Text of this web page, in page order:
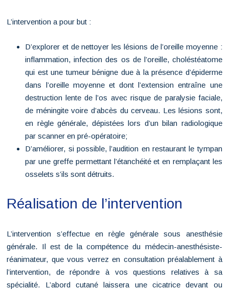
L’intervention a pour but :
D’explorer et de nettoyer les lésions de l’oreille moyenne :
inflammation, infection des os de l’oreille, choléstéatome
qui est une tumeur bénigne due à la présence d’épiderme
dans l’oreille moyenne et dont l’extension entraîne une
destruction lente de l’os avec risque de paralysie faciale,
de méningite voire d’abcès du cerveau. Les lésions sont,
en règle générale, dépistées lors d’un bilan radiologique
par scanner en pré-opératoire;
D’améliorer, si possible, l’audition en restaurant le tympan
par une greffe permettant l’étanchéité et en remplaçant les
osselets s’ils sont détruits.
Réalisation de l’intervention
L’intervention s’effectue en règle générale sous anesthésie
générale. Il est de la compétence du médecin-anesthésiste-
réanimateur, que vous verrez en consultation préalablement à
l’intervention, de répondre à vos questions relatives à sa
spécialité. L’abord cutané laissera une cicatrice devant ou